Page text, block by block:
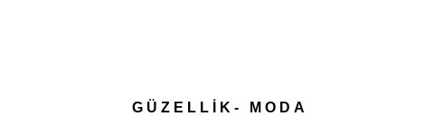
GÜZELLİK- MODA